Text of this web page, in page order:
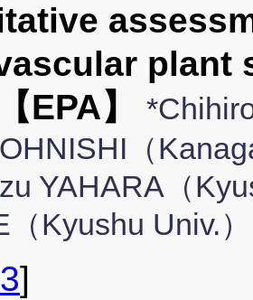
plant
EPA】
（
YAHARA（
Kyushu Univ.）
]